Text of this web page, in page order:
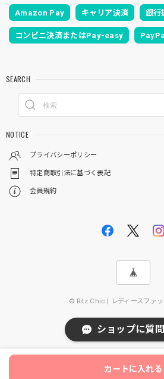
Amazon Pay キャリア決済 銀行
コンビニ決済またはPay-easy PayPal
SEARCH
NOTICE
プライバシーポリシー
特定商取引法に基づく表記
会員規約
© Ritz Chic | レディースファ
カートに入れる
ショップに質